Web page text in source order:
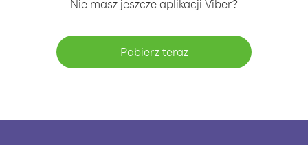
Nie masz jeszcze aplikacji Viber?
Pobierz teraz